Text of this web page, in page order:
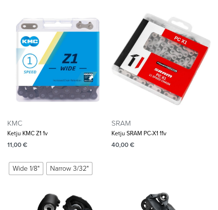
KMC
Ketju KMC Z1 1v
11,00€
Wide 1/8" Narrow 3/32"
SRAM
Ketju SRAM PC-X1 11v
40,00€